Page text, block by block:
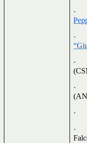
·
·
·
·
·
·